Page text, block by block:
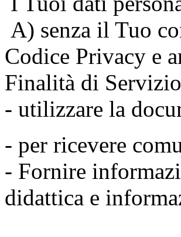
A) senza il Tuo
Codice Privacy e
Finalità di
- utilizzare la
- per ricevere
- Fornire
didattica e